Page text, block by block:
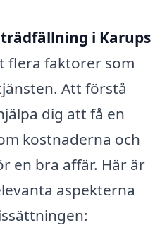
trädfällning i Karups
flera faktorer som
Att förstå
dig att få en
kostnaderna och
en bra affär. Här är
aspekterna